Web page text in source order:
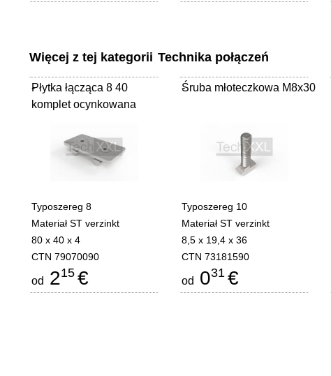
Więcej z tej kategorii Technika połączeń
Płytka łącząca 8 40
komplet ocynkowana
-
Typoszereg 8
Materiał ST verzinkt
80 x 40 x 4
CTN 79070090
od 215 €
Śruba młoteczkowa M8x30
-
Typoszereg 10
Materiał ST verzinkt
8,5 x 19,4 x 36
CTN 73181590
od 031 €